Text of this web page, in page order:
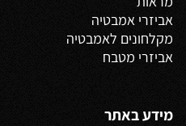
אביזרי אמבטיה
מקלחונים לאמבטיה
אביזרי מטבח
מידע באתר